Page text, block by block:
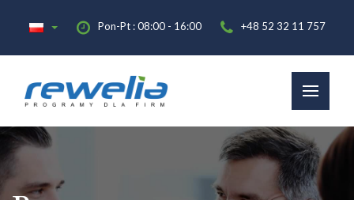
Pon-Pt : 08:00 - 16:00 +48 52 32 11 757